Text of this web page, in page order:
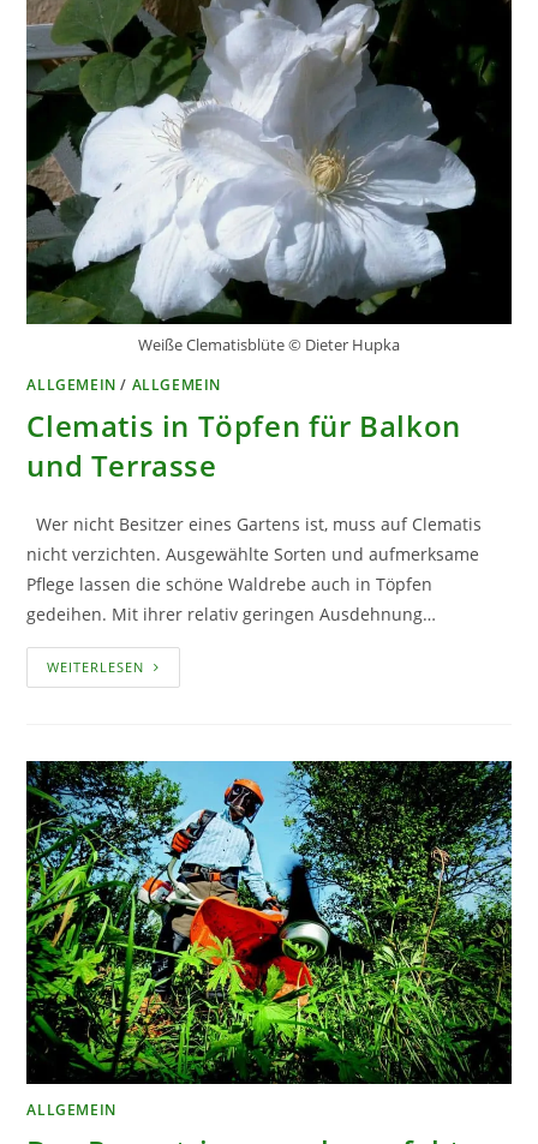
Weiße Clematisblüte © Dieter Hupka
ALLGEMEIN / ALLGEMEIN
Clematis in Töpfen für Balkon
und Terrasse
Wer nicht Besitzer eines Gartens ist, muss auf Clematis
nicht verzichten. Ausgewählte Sorten und aufmerksame
Pflege lassen die schöne Waldrebe auch in Töpfen
gedeihen. Mit ihrer relativ geringen Ausdehnung…
WEITERLESEN CLEMATIS
IN
TERRASSE
ALLGEMEIN